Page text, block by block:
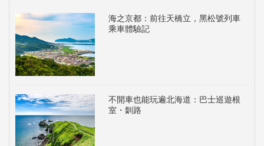
海之京都：前往天橋立，黑松號列車
乘車體驗記
不開車也能玩遍北海道：巴士巡遊根
室・釧路